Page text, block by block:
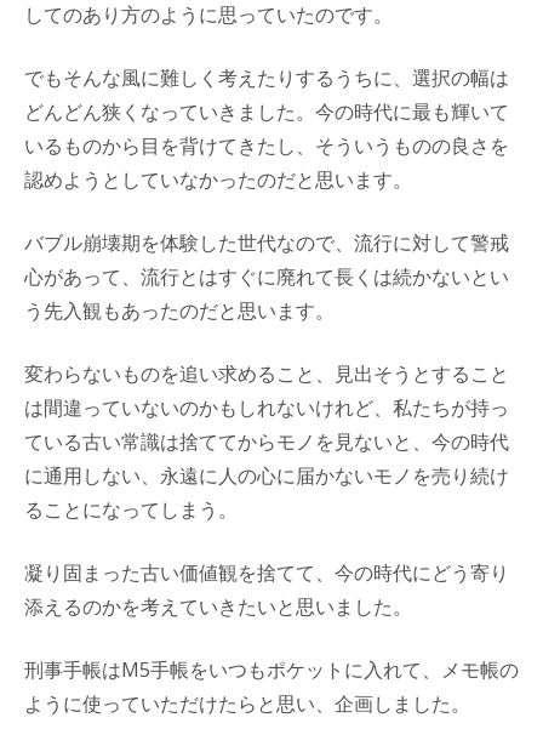
してのあり方のように思っていたのです。
でもそんな風に難しく考えたりするうちに、選択の幅は
どんどん狭くなっていきました。今の時代に最も輝いて
いるものから目を背けてきたし、そういうものの良さを
認めようとしていなかったのだと思います。
バブル崩壊期を体験した世代なので、流行に対して警戒
心があって、流行とはすぐに廃れて長くは続かないとい
う先入観もあったのだと思います。
変わらないものを追い求めること、見出そうとすること
は間違っていないのかもしれないけれど、私たちが持っ
ている古い常識は捨ててからモノを見ないと、今の時代
に通用しない、永遠に人の心に届かないモノを売り続け
ることになってしまう。
凝り固まった古い価値観を捨てて、今の時代にどう寄り
添えるのかを考えていきたいと思いました。
刑事手帳はM5手帳をいつもポケットに入れて、メモ帳の
ように使っていただけたらと思い、企画しました。